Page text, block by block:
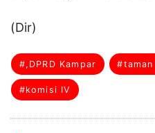
(Dir)
#,DPRD Kampar
#komisi IV